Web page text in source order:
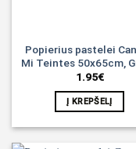
Popierius pastelei
Mi Teintes 50x65cm,
1.95€
Į KREPŠELĮ